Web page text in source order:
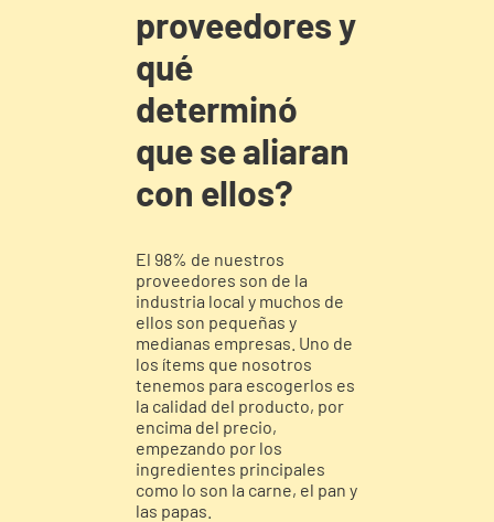
proveedores y
qué
determinó
que se aliaran
con ellos?
El 98% de nuestros
proveedores son de la
industria local y muchos de
ellos son pequeñas y
medianas empresas. Uno de
los ítems que nosotros
tenemos para escogerlos es
la calidad del producto, por
encima del precio,
empezando por los
ingredientes principales
como lo son la carne, el pan y
las papas.